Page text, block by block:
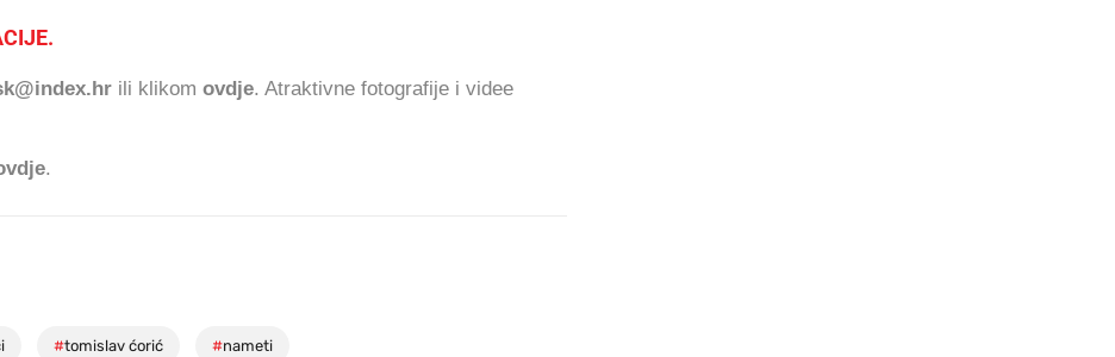
ili klikom ovdje. Atraktivne fotografije i videe
.
#tomislav ćorić #nameti